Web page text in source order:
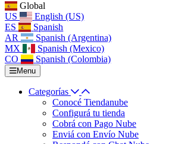
Global
US
English (US)
ES
Spanish
AR
Spanish (Argentina)
MX
Spanish (Mexico)
CO
Spanish (Colombia)
Menu
Categorías
Conocé Tiendanube
Configurá tu tienda
Cobrá con Pago Nube
Enviá con Envío Nube